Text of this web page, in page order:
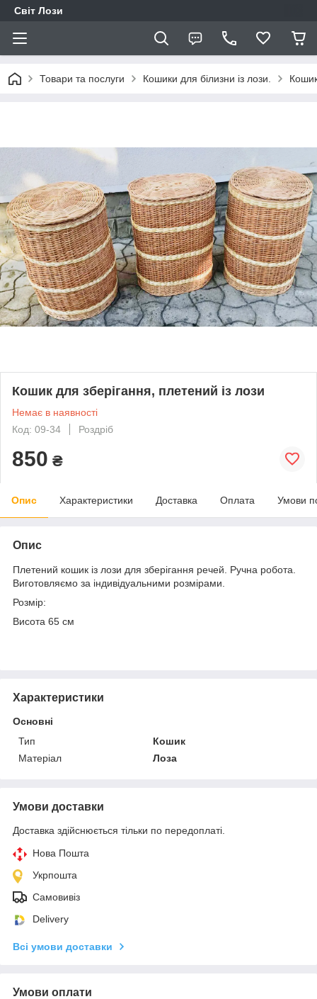
Світ Лози
Товари та послуги Кошики для білизни із лози.
Кошик для зберігання, плетений із лози
Немає в наявності
Код: 09-34
Роздріб
850 ₴
Опис Характеристики Доставка Оплата Умови
Опис
Плетений кошик із лози для зберігання речей. Ручна робота.
Виготовляємо за індивідуальними розмірами.
Розмір:
Висота 65 см
Характеристики
Основні
Тип
Кошик
Матеріал
Лоза
Умови доставки
Доставка здійснюється тільки по передоплаті.
Нова Пошта
Укрпошта
Самовивіз
Delivery
Всі умови доставки
Умови оплати